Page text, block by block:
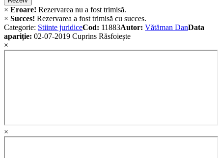
× Eroare! Rezervarea nu a fost trimisă.
× Succes! Rezervarea a fost trimisă cu succes.
Categorie: Stiinte juridiceCod: 11883Autor: Vătăman DanData
apariție: 02-07-2019 Cuprins Răsfoiește
×
×